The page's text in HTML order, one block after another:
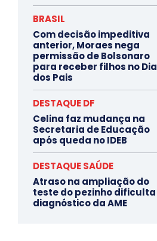
BRASIL
Com decisão impeditiva
anterior, Moraes nega
permissão de Bolsonaro
para receber filhos no Dia
dos Pais
DESTAQUE DF
Celina faz mudança na
Secretaria de Educação
após queda no IDEB
DESTAQUE SAÚDE
Atraso na ampliação do
teste do pezinho dificulta
diagnóstico da AME